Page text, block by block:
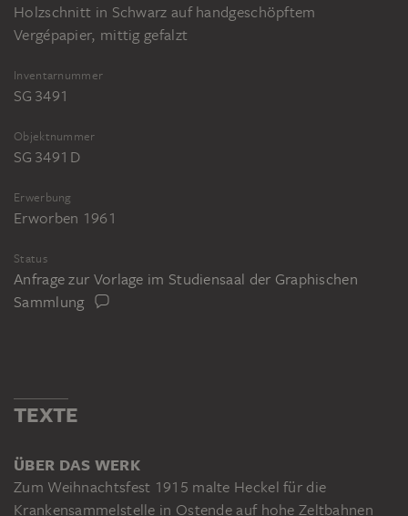
Holzschnitt in Schwarz auf handgeschöpftem
Vergépapier, mittig gefalzt
Inventarnummer
SG 3491
Objektnummer
SG 3491 D
Erwerbung
Erworben 1961
Status
Anfrage zur Vorlage im Studiensaal der Graphischen
Sammlung
TEXTE
ÜBER DAS WERK
Zum Weihnachtsfest 1915 malte Heckel für die
Krankensammelstelle in Ostende auf hohe Zeltbahnen